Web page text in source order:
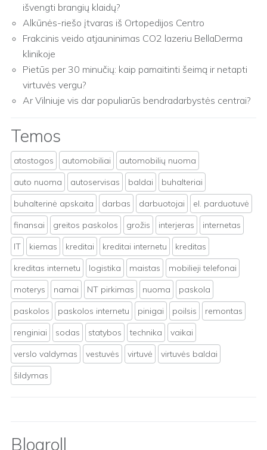
išvengti brangių klaidų?
Alkūnės-riešo įtvaras iš Ortopedijos Centro
Frakcinis veido atjauninimas CO2 lazeriu BellaDerma
klinikoje
Pietūs per 30 minučių: kaip pamaitinti šeimą ir netapti
virtuvės vergu?
Ar Vilniuje vis dar populiarūs bendradarbystės centrai?
Temos
atostogos automobiliai
automobilių nuoma
auto nuoma
autoservisas baldai
buhalteriai
buhalterinė apskaita
darbas darbuotojai
el. parduotuvė
finansai
greitos paskolos grožis interjeras
internetas
IT
kiemas kreditai kreditai internetu
kreditas
kreditas internetu
logistika maistas
mobilieji telefonai
moterys
namai NT pirkimas nuoma
paskola
paskolos
paskolos internetu pinigai poilsis
remontas
renginiai
sodas statybos technika
vaikai
verslo valdymas
vestuvės virtuvė
virtuvės baldai
šildymas
Blogroll